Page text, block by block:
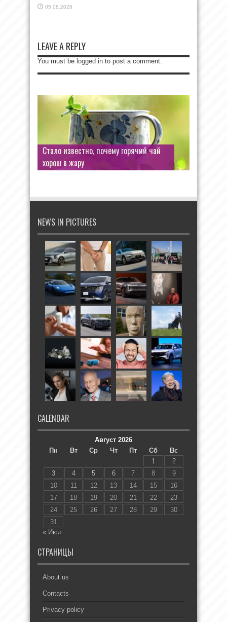
05.08.2026
LEAVE A REPLY
You must be logged in to post a comment.
Стало известно, почему горячий чай
хорош в жару
NEWS IN PICTURES
CALENDAR
Август 2026
Пн
Вт Ср Чт Пт Сб
Вс
1
2
3
4 5 6 7 8
9
10
11 12 13 14 15
16
17
18 19 20 21 22
23
24
25 26 27 28 29
30
31
« Июл
СТРАНИЦЫ
About us
Contacts
Privacy policy